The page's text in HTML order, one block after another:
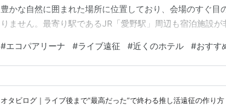
豊かな自然に囲まれた場所に位置しており、会場のすぐ目
りません。最寄り駅であるJR「愛野駅」周辺も宿泊施設が
ブの余韻に浸りながらスムーズにチェックインし、翌日の
のエリアのホテルを押さえるかが非常に重要になります。
#エコパアリーナ #ライブ遠征 #近くのホテル #おすす
オタビログ｜ライブ後まで“最高だった”で終わる推し活遠征の作り方